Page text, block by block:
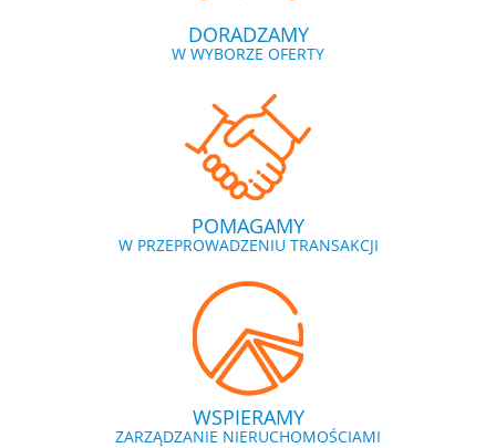
DORADZAMY
W WYBORZE OFERTY
POMAGAMY
W PRZEPROWADZENIU TRANSAKCJI
WSPIERAMY
ZARZĄDZANIE NIERUCHOMOŚCIAMI